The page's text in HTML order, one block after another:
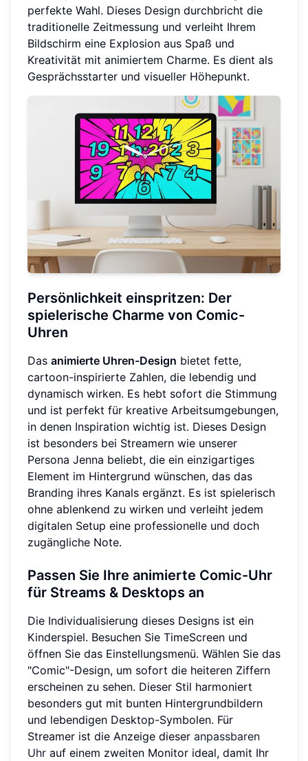
perfekte Wahl. Dieses Design durchbricht die
traditionelle Zeitmessung und verleiht Ihrem
Bildschirm eine Explosion aus Spaß und
Kreativität mit animiertem Charme. Es dient als
Gesprächsstarter und visueller Höhepunkt.
Persönlichkeit einspritzen: Der
spielerische Charme von Comic-
Uhren
Das animierte Uhren-Design bietet fette,
cartoon-inspirierte Zahlen, die lebendig und
dynamisch wirken. Es hebt sofort die Stimmung
und ist perfekt für kreative Arbeitsumgebungen,
in denen Inspiration wichtig ist. Dieses Design
ist besonders bei Streamern wie unserer
Persona Jenna beliebt, die ein einzigartiges
Element im Hintergrund wünschen, das das
Branding ihres Kanals ergänzt. Es ist spielerisch
ohne ablenkend zu wirken und verleiht jedem
digitalen Setup eine professionelle und doch
zugängliche Note.
Passen Sie Ihre animierte Comic-Uhr
für Streams & Desktops an
Die Individualisierung dieses Designs ist ein
Kinderspiel. Besuchen Sie TimeScreen und
öffnen Sie das Einstellungsmenü. Wählen Sie das
"Comic"-Design, um sofort die heiteren Ziffern
erscheinen zu sehen. Dieser Stil harmoniert
besonders gut mit bunten Hintergrundbildern
und lebendigen Desktop-Symbolen. Für
Streamer ist die Anzeige dieser anpassbaren
Uhr auf einem zweiten Monitor ideal, damit Ihr